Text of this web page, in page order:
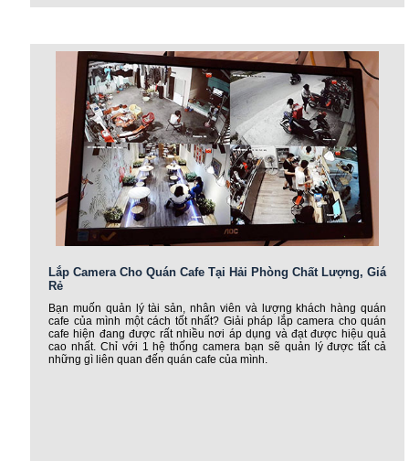
Lắp Camera Cho Quán Cafe Tại Hải Phòng Chất Lượng, Giá
Rẻ
Bạn muốn quản lý tài sản, nhân viên và lượng khách hàng quán
cafe của mình một cách tốt nhất? Giải pháp lắp camera cho quán
cafe hiện đang được rất nhiều nơi áp dụng và đạt được hiệu quả
cao nhất. Chỉ với 1 hệ thống camera bạn sẽ quản lý được tất cả
những gì liên quan đến quán cafe của mình.